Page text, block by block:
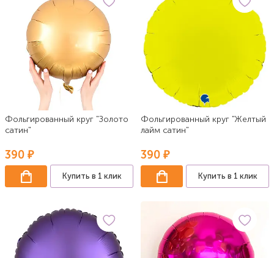
Фольгированный круг "Золото
сатин"
390 ₽
Купить в 1 клик
Фольгированный круг "Желтый
лайм сатин"
390 ₽
Купить в 1 клик